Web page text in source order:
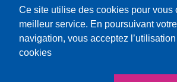
Ce site utilise des cookies pour vous
meilleur service. En poursuivant votre
navigation, vous acceptez
cookies